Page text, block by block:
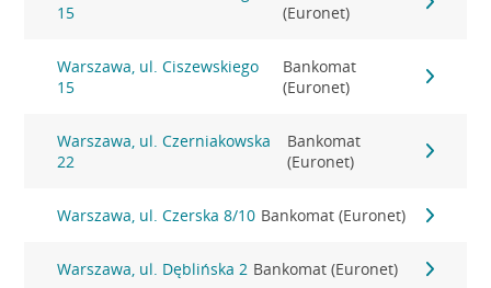
15
(Euronet)
Warszawa, ul. Ciszewskiego
15
Bankomat
(Euronet)
Warszawa, ul. Czerniakowska
22
Bankomat
(Euronet)
Warszawa, ul. Czerska 8/10 Bankomat (Euronet)
Warszawa, ul. Dęblińska 2 Bankomat (Euronet)